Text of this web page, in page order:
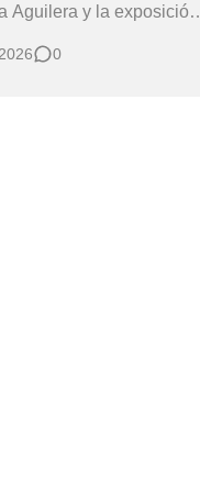
Aguilera y la exposición
y Colombia El arte
0